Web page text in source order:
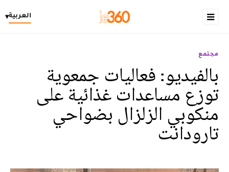
العربية▾
مجتمع
بالفيديو: فعاليات جمعوية
توزع مساعدات غذائية على
منكوبي الزلزال بضواحي
تارودانت